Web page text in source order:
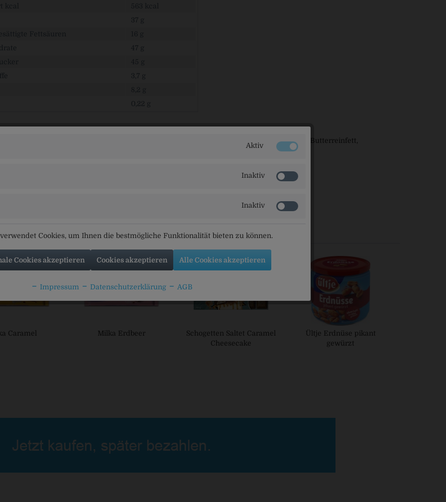
37 g
47 g
3,7 g
0,22 g
(20%), Kakaobutter, Kakaomasse, Magermilchpulver, Süßmolkenpulver (aus Milch), Butterreinfett,
Kunden kauften auch Kunden haben sich ebenfalls angesehen
Caramel Milka Erdbeer
Schogetten Saltet Caramel
Cheesecake
Ültje Erdnüse pikant
gewürzt
Aktiv
Inaktiv
Inaktiv
Cookies, um Ihnen die bestmögliche Funktionalität bieten zu können.
Cookies akzeptieren Cookies akzeptieren Alle Cookies akzeptieren
Impressum Datenschutzerklärung AGB